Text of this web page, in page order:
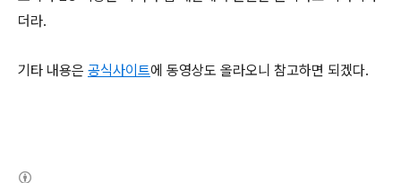
더라.
기타 내용은 공식사이트에 동영상도 올라오니 참고하면 되겠다.